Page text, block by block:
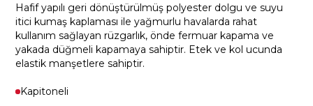
Hafif yapılı geri dönüştürülmüş polyester dolgu ve suyu
itici kumaş kaplaması ile yağmurlu havalarda rahat
kullanım sağlayan rüzgarlık, önde fermuar kapama ve
yakada düğmeli kapamaya sahiptir. Etek ve kol ucunda
elastik manşetlere sahiptir.
Kapitoneli